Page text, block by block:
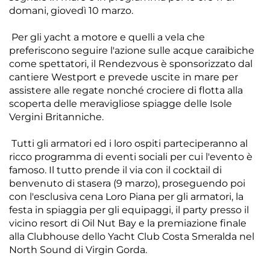
domani, giovedì 10 marzo.
Per gli yacht a motore e quelli a vela che
preferiscono seguire l'azione sulle acque caraibiche
come spettatori, il Rendezvous è sponsorizzato dal
cantiere Westport e prevede uscite in mare per
assistere alle regate nonché crociere di flotta alla
scoperta delle meravigliose spiagge delle Isole
Vergini Britanniche.
Tutti gli armatori ed i loro ospiti parteciperanno al
ricco programma di eventi sociali per cui l'evento è
famoso. Il tutto prende il via con il cocktail di
benvenuto di stasera (9 marzo), proseguendo poi
con l'esclusiva cena Loro Piana per gli armatori, la
festa in spiaggia per gli equipaggi, il party presso il
vicino resort di Oil Nut Bay e la premiazione finale
alla Clubhouse dello Yacht Club Costa Smeralda nel
North Sound di Virgin Gorda.